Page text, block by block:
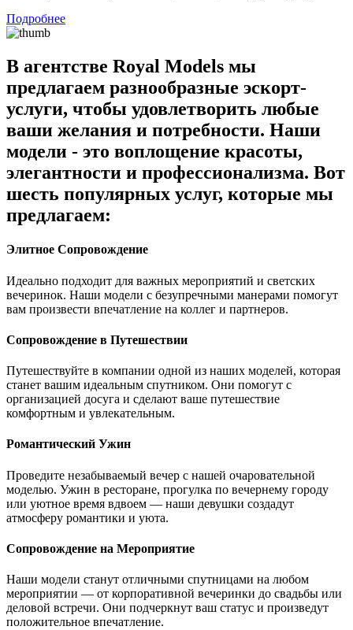
Подробнее
В агентстве Royal Models мы
предлагаем разнообразные эскорт-
услуги, чтобы удовлетворить любые
ваши желания и потребности. Наши
модели - это воплощение красоты,
элегантности и профессионализма. Вот
шесть популярных услуг, которые мы
предлагаем:
Элитное Сопровождение
Идеально подходит для важных мероприятий и светских
вечеринок. Наши модели с безупречными манерами помогут
вам произвести впечатление на коллег и партнеров.
Сопровождение в Путешествии
Путешествуйте в компании одной из наших моделей, которая
станет вашим идеальным спутником. Они помогут с
организацией досуга и сделают ваше путешествие
комфортным и увлекательным.
Романтический Ужин
Проведите незабываемый вечер с нашей очаровательной
моделью. Ужин в ресторане, прогулка по вечернему городу
или уютное время вдвоем — наши девушки создадут
атмосферу романтики и уюта.
Сопровождение на Мероприятие
Наши модели станут отличными спутницами на любом
мероприятии — от корпоративной вечеринки до свадьбы или
деловой встречи. Они подчеркнут ваш статус и произведут
положительное впечатление.